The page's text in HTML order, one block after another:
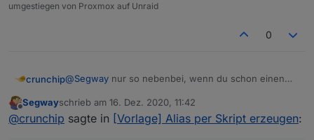
umgestiegen von Proxmox auf Unraid
0
crunchip@Segway nur so nebenbei, wenn du schon einen
(auto/boolean) gestellt hattest und änderst es
nachträglich auf (number) musst du diesen erst aus
PS: mit nem blockly wärst schneller und einfacher
gewesen
Segwayschrieb am 16. Dez. 2020, 11:42
zuletzt editiert von
@crunchip sagte in [Vorlage] Alias per Skript erzeugen: